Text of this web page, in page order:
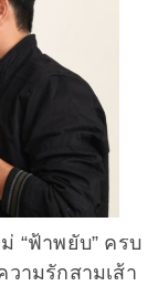
“ฟ้าพยับ” ครบ
ามรักสามเส้า